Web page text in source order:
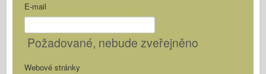
E-mail
Požadované, nebude zveřejněno
Webové stránky